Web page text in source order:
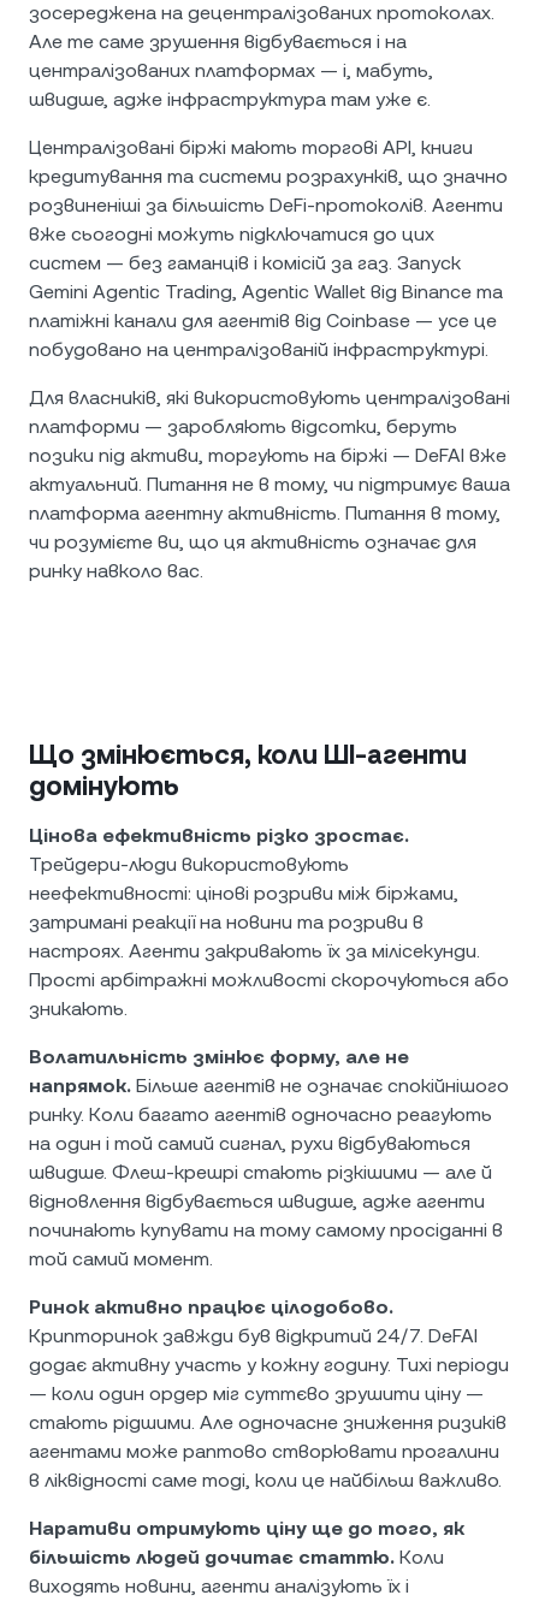
зосереджена на децентралізованих протоколах.
Але те саме зрушення відбувається і на
централізованих платформах — і, мабуть,
швидше, адже інфраструктура там уже є.
Централізовані біржі мають торгові API, книги
кредитування та системи розрахунків, що значно
розвиненіші за більшість DeFi-протоколів. Агенти
вже сьогодні можуть підключатися до цих
систем — без гаманців і комісій за газ. Запуск
Gemini Agentic Trading, Agentic Wallet від Binance та
платіжні канали для агентів від Coinbase — усе це
побудовано на централізованій інфраструктурі.
Для власників, які використовують централізовані
платформи — заробляють відсотки, беруть
позики під активи, торгують на біржі — DeFAI вже
актуальний. Питання не в тому, чи підтримує ваша
платформа агентну активність. Питання в тому,
чи розумієте ви, що ця активність означає для
ринку навколо вас.
Що змінюється, коли ШІ-агенти
домінують
Цінова ефективність різко зростає.
Трейдери-люди використовують
неефективності: цінові розриви між біржами,
затримані реакції на новини та розриви в
настроях. Агенти закривають їх за мілісекунди.
Прості арбітражні можливості скорочуються або
зникають.
Волатильність змінює форму, але не
напрямок. Більше агентів не означає спокійнішого
ринку. Коли багато агентів одночасно реагують
на один і той самий сигнал, рухи відбуваються
швидше. Флеш-крешрі стають різкішими — але й
відновлення відбувається швидше, адже агенти
починають купувати на тому самому просіданні в
той самий момент.
Ринок активно працює цілодобово.
Крипторинок завжди був відкритий 24/7. DeFAI
додає активну участь у кожну годину. Тихі періоди
— коли один ордер міг суттєво зрушити ціну —
стають рідшими. Але одночасне зниження ризиків
агентами може раптово створювати прогалини
в ліквідності саме тоді, коли це найбільш важливо.
Наративи отримують ціну ще до того, як
більшість людей дочитає статтю. Коли
виходять новини, агенти аналізують їх і